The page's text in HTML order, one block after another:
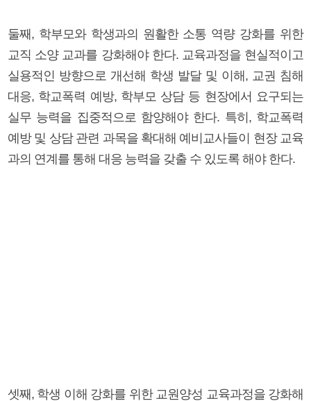
둘째, 학부모와 학생과의 원활한 소통 역량 강화를 위한
교직 소양 교과를 강화해야 한다. 교육과정을 현실적이고
실용적인 방향으로 개선해 학생 발달 및 이해, 교권 침해
대응, 학교폭력 예방, 학부모 상담 등 현장에서 요구되는
실무 능력을 집중적으로 함양해야 한다. 특히, 학교폭력
예방 및 상담 관련 과목을 확대해 예비교사들이 현장 교육
과의 연계를 통해 대응 능력을 갖출 수 있도록 해야 한다.
셋째, 학생 이해 강화를 위한 교원양성 교육과정을 강화해